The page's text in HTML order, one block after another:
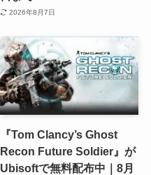
2026年8月7日
『Tom Clancy’s Ghost
Recon Future Soldier』が
Ubisoftで無料配布中｜8月